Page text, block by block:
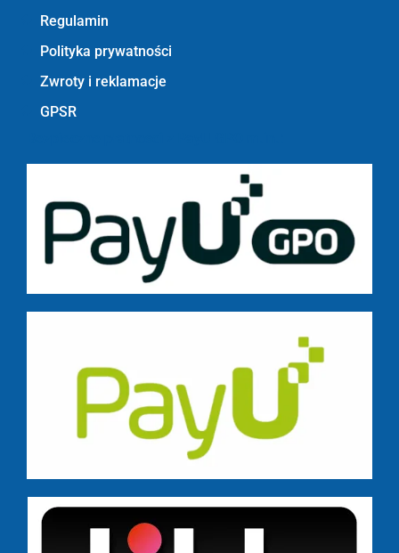
Regulamin
Polityka prywatności
Zwroty i reklamacje
GPSR